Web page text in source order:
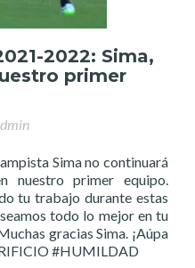
2022: Sima,
primer
Sima no continuará
nuestro primer equipo.
tu trabajo durante estas
todo lo mejor en tu
gracias Sima. ¡Aúpa
#HUMILDAD